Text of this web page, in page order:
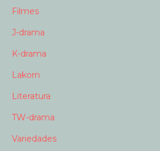
Filmes
J-drama
K-drama
Lakorn
Literatura
TW-drama
Variedades